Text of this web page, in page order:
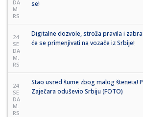
DA
M.
RS
se!
24
SE
DA
M.
RS
Digitalne dozvole, stroža pravila i
će se primenjivati na vozače iz Srbije!
24
SE
DA
M.
RS
Stao usred šume zbog malog šteneta!
Zaječara oduševio Srbiju (FOTO)